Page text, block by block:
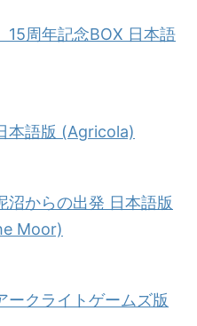
15周年記念BOX 日本語
本語版 (Agricola)
沼からの出発 日本語版
Moor)
ークライトゲームズ版